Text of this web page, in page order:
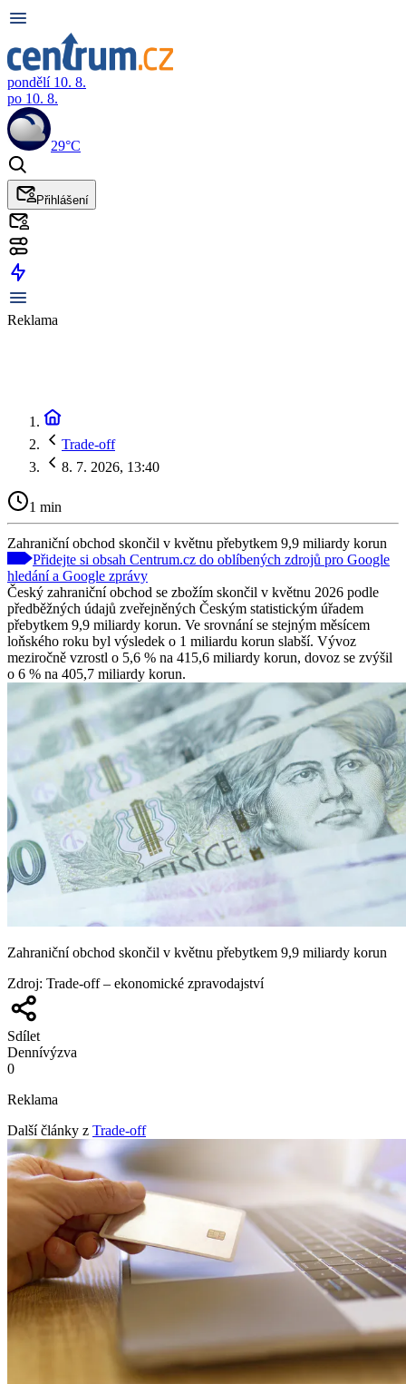
pondělí 10. 8.
po 10. 8.
29°C
Přihlášení
Reklama
Trade-off
8. 7. 2026, 13:40
1 min
Zahraniční obchod skončil v květnu přebytkem 9,9 miliardy korun
Přidejte si obsah Centrum.cz do oblíbených zdrojů pro Google
hledání a Google zprávy
Český zahraniční obchod se zbožím skončil v květnu 2026 podle
předběžných údajů zveřejněných Českým statistickým úřadem
přebytkem 9,9 miliardy korun. Ve srovnání se stejným měsícem
loňského roku byl výsledek o 1 miliardu korun slabší. Vývoz
meziročně vzrostl o 5,6 % na 415,6 miliardy korun, dovoz se zvýšil
o 6 % na 405,7 miliardy korun.
Zahraniční obchod skončil v květnu přebytkem 9,9 miliardy korun
Zdroj: Trade-off – ekonomické zpravodajství
Sdílet
Dennívýzva
0
Reklama
Další články z Trade-off